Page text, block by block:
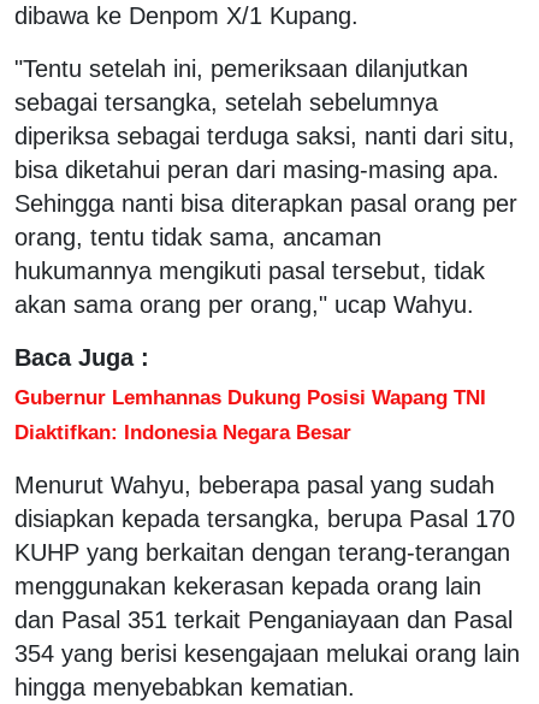
dibawa ke Denpom X/1 Kupang.
"Tentu setelah ini, pemeriksaan dilanjutkan
sebagai tersangka, setelah sebelumnya
diperiksa sebagai terduga saksi, nanti dari situ,
bisa diketahui peran dari masing-masing apa.
Sehingga nanti bisa diterapkan pasal orang per
orang, tentu tidak sama, ancaman
hukumannya mengikuti pasal tersebut, tidak
akan sama orang per orang," ucap Wahyu.
Baca Juga :
Gubernur Lemhannas Dukung Posisi Wapang TNI
Diaktifkan: Indonesia Negara Besar
Menurut Wahyu, beberapa pasal yang sudah
disiapkan kepada tersangka, berupa Pasal 170
KUHP yang berkaitan dengan terang-terangan
menggunakan kekerasan kepada orang lain
dan Pasal 351 terkait Penganiayaan dan Pasal
354 yang berisi kesengajaan melukai orang lain
hingga menyebabkan kematian.